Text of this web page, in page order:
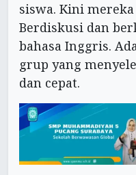
siswa. Kini
Berdiskusi dan
bahasa Inggris.
grup yang
dan cepat.